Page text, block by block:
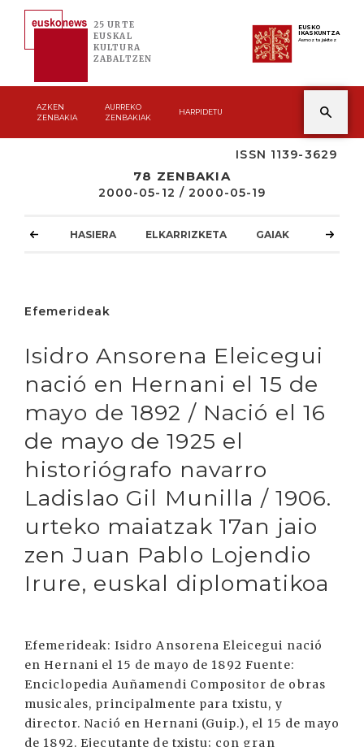
25 URTE
EUSKAL
KULTURA
ZABALTZEN
EUSKO
IKASKUNTZA
Asmoz ta jakitez
AZKEN
ZENBAKIA
AURREKO
ZENBAKIAK
HARPIDETU
ISSN 1139-3629
78 ZENBAKIA
2000-05-12 / 2000-05-19
HASIERA ELKARRIZKETA GAIAK
Efemerideak
Isidro Ansorena Eleicegui
nació en Hernani el 15 de
mayo de 1892 / Nació el 16
de mayo de 1925 el
historiógrafo navarro
Ladislao Gil Munilla / 1906.
urteko maiatzak 17an jaio
zen Juan Pablo Lojendio
Irure, euskal diplomatikoa
Efemerideak: Isidro Ansorena Eleicegui nació
en Hernani el 15 de mayo de 1892 Fuente:
Enciclopedia Auñamendi Compositor de obras
musicales, principalmente para txistu, y
director. Nació en Hernani (Guip.), el 15 de mayo
de 1892. Ejecutante de txistu; con gran